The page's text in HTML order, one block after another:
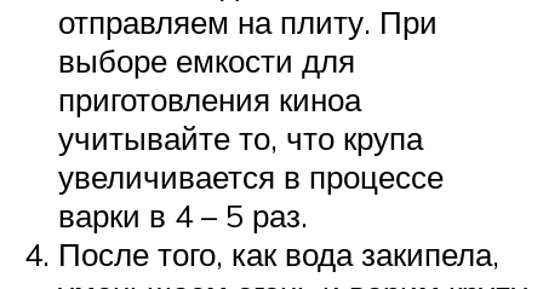
отправляем на плиту. При
выборе емкости для
приготовления киноа
учитывайте то, что крупа
увеличивается в процессе
варки в 4 – 5 раз.
После того, как вода закипела,